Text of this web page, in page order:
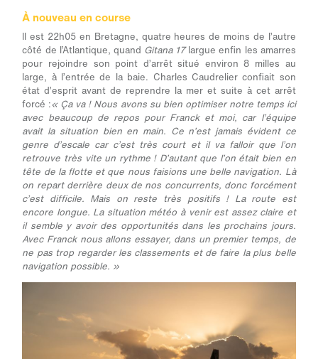
À nouveau en course
Il est 22h05 en Bretagne, quatre heures de moins de l’autre
côté de l’Atlantique, quand Gitana 17largue enfin les amarres
pour rejoindre son point d’arrêt situé environ 8 milles au
large, à l’entrée de la baie. Charles Caudrelier confiait son
état d’esprit avant de reprendre la mer et suite à cet arrêt
forcé :« Ça va ! Nous avons su bien optimiser notre temps ici
avec beaucoup de repos pour Franck et moi, car l’équipe
avait la situation bien en main. Ce n’est jamais évident ce
genre d’escale car c’est très court et il va falloir que l’on
retrouve très vite un rythme ! D’autant que l’on était bien en
tête de la flotte et que nous faisions une belle navigation. Là
on repart derrière deux de nos concurrents, donc forcément
c’est difficile. Mais on reste très positifs ! La route est
encore longue. La situation météo à venir est assez claire et
il semble y avoir des opportunités dans les prochains jours.
Avec Franck nous allons essayer, dans un premier temps, de
ne pas trop regarder les classements et de faire la plus belle
navigation possible. »